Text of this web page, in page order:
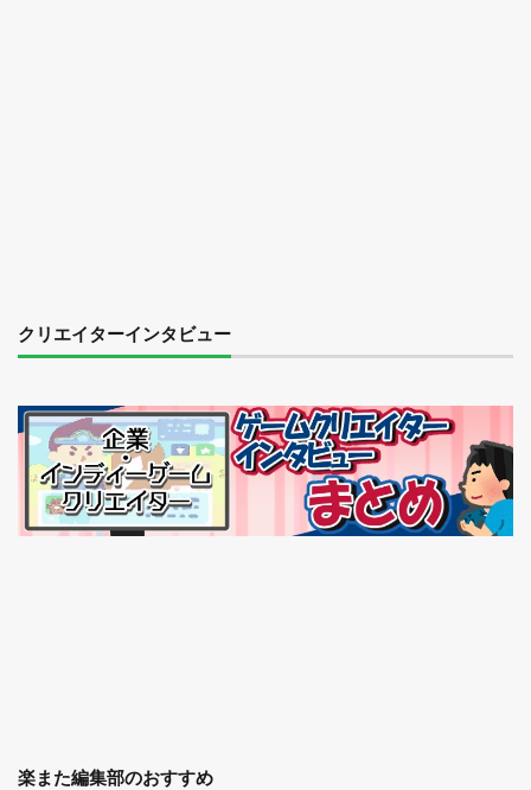
クリエイターインタビュー
楽また編集部のおすすめ